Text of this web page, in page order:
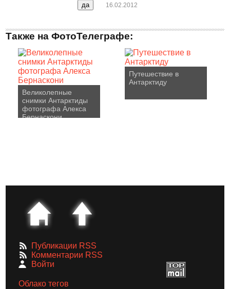
16.02.2012
Также на ФотоТелеграфе:
Великолепные
снимки Антарктиды
фотографа Алекса
Бернаскони
Путешествие в
Антарктиду
Публикации RSS
Комментарии RSS
Войти
Облако тегов